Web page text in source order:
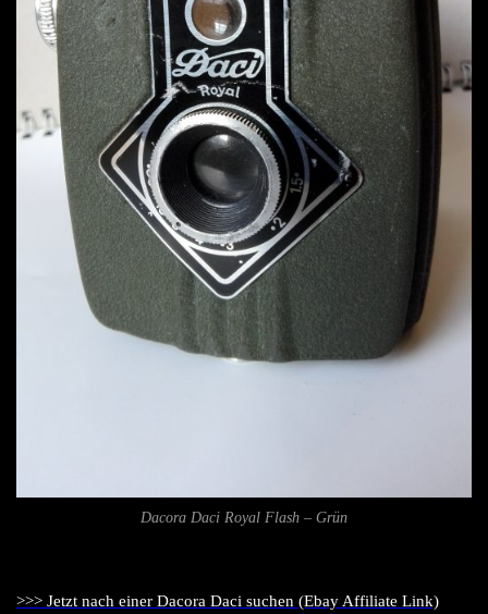
Dacora Daci Royal Flash – Grün
>>> Jetzt nach einer Dacora Daci suchen (Ebay Affiliate Link)